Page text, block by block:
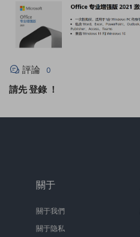
評論 0
請先登錄 ！
關于
關于我們
關于隐私